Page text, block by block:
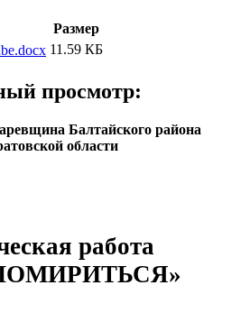
Размер
11.59 КБ
просмотр:
Балтайского района
области
работа